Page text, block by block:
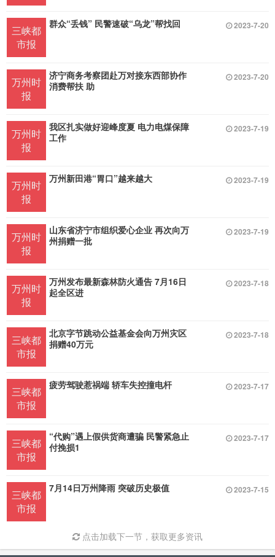
三峡都
市报
群众“丢钱” 民警速破“乌龙”帮找回 2023-7-20
万州时
报
济宁商务考察团赴万对接东西部协作
消费帮扶 助
2023-7-20
万州时
报
我区扎实做好迎峰度夏 电力电煤保障
工作
2023-7-19
万州时
报
万州新田港“胃口”越来越大 2023-7-19
万州时
报
山东省济宁市组织爱心企业 再次向万
州捐赠一批
2023-7-19
万州时
报
万州发布最新森林防火通告 7月16日
起全区进
2023-7-18
三峡都
市报
北京字节跳动公益基金会向万州灾区
捐赠40万元
2023-7-18
三峡都
市报
疲劳驾驶惹祸端 轿车失控撞电杆 2023-7-17
三峡都
市报
“代购”遇上假供货商遭骗 民警紧急止
付挽损1
2023-7-17
三峡都
市报
7月14日万州降雨 突破历史极值 2023-7-15
点击加载下一节，获取更多资讯